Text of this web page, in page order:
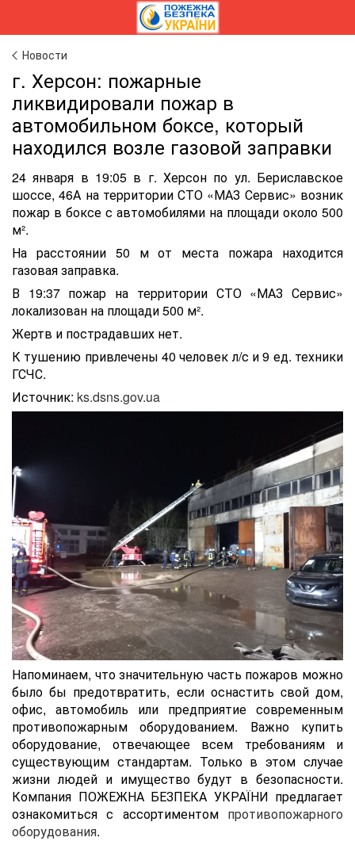
Новости
г. Херсон: пожарные
ликвидировали пожар в
автомобильном боксе, который
находился возле газовой заправки
24 января в 19:05 в г. Херсон по ул. Бериславское
шоссе, 46А на территории СТО «МАЗ Сервис» возник
пожар в боксе с автомобилями на площади около 500
м².
На расстоянии 50 м от места пожара находится
газовая заправка.
В 19:37 пожар на территории СТО «МАЗ Сервис»
локализован на площади 500 м².
Жертв и пострадавших нет.
К тушению привлечены 40 человек л/с и 9 ед. техники
ГСЧС.
Источник: ks.dsns.gov.ua
Напоминаем, что значительную часть пожаров можно
было бы предотвратить, если оснастить cвой дом,
офис, автомобиль или предприятие современным
противопожарным оборудованием. Важно купить
оборудование, отвечающее всем требованиям и
существующим стандартам. Только в этом случае
жизни людей и имущество будут в безопасности.
Компания ПОЖЕЖНА БЕЗПЕКА УКРАЇНИ предлагает
ознакомиться с ассортиментом противопожарного
оборудования.